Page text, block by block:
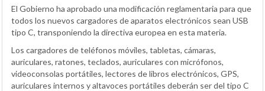
El Gobierno ha aprobado una modificación reglamentaria para que
todos los nuevos cargadores de aparatos electrónicos sean USB
tipo C, transponiendo la directiva europea en esta materia.
Los cargadores de teléfonos móviles, tabletas, cámaras,
auriculares, ratones, teclados, auriculares con micrófonos,
videoconsolas portátiles, lectores de libros electrónicos, GPS,
auriculares internos y altavoces portátiles deberán ser del tipo C